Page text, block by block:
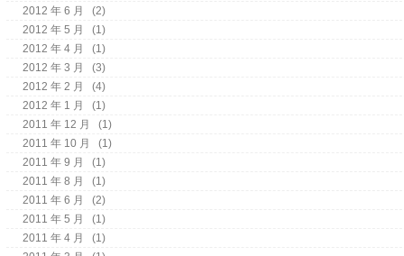
2012 年 6 月
(2)
2012 年 5 月
(1)
2012 年 4 月
(1)
2012 年 3 月
(3)
2012 年 2 月
(4)
2012 年 1 月
(1)
2011 年 12 月
(1)
2011 年 10 月
(1)
2011 年 9 月
(1)
2011 年 8 月
(1)
2011 年 6 月
(2)
2011 年 5 月
(1)
2011 年 4 月
(1)